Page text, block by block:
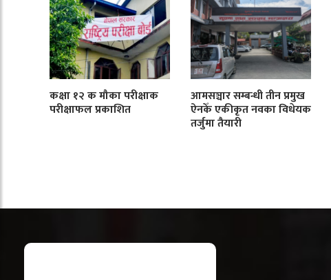
कक्षा १२ क मौका परीक्षाक
परीक्षाफल प्रकाशित
आमसञ्चार सम्बन्धी तीन प्रमुख
ऐनकेँ एकीकृत नवका विधेयक
तर्जुमा तैयारी